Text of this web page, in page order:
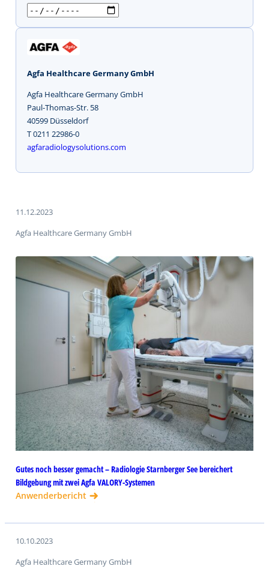
Agfa Healthcare Germany GmbH
Agfa Healthcare Germany GmbH
Paul-Thomas-Str. 58
40599 Düsseldorf
T 0211 22986-0
agfaradiologysolutions.com
11.12.2023
Agfa Healthcare Germany GmbH
Gutes noch besser gemacht – Radiologie Starnberger See bereichert
Bildgebung mit zwei Agfa VALORY-Systemen
Anwenderbericht
10.10.2023
Agfa Healthcare Germany GmbH